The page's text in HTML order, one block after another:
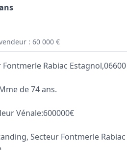
: 60 000 €
Rabiac
de 74 ans.
Vénale:600000€
Secteur Fontmerle